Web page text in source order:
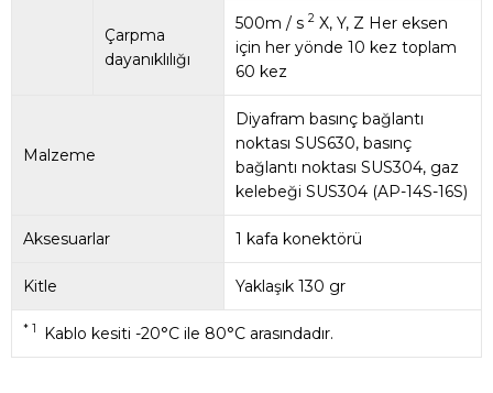
Çarpma
dayanıklılığı
500m / s 2 X, Y, Z Her eksen
için her yönde 10 kez toplam
60 kez
Malzeme
Diyafram basınç bağlantı
noktası SUS630, basınç
bağlantı noktası SUS304, gaz
kelebeği SUS304 (AP-14S-16S)
Aksesuarlar 1 kafa konektörü
Kitle Yaklaşık 130 gr
* 1 Kablo kesiti -20°C ile 80°C arasındadır.